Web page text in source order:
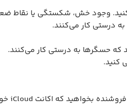
وجود خش، شکستگی یا نقاط
درستی کار می‌کنند.
حسگرها به درستی کار می‌کنند.
کنید.